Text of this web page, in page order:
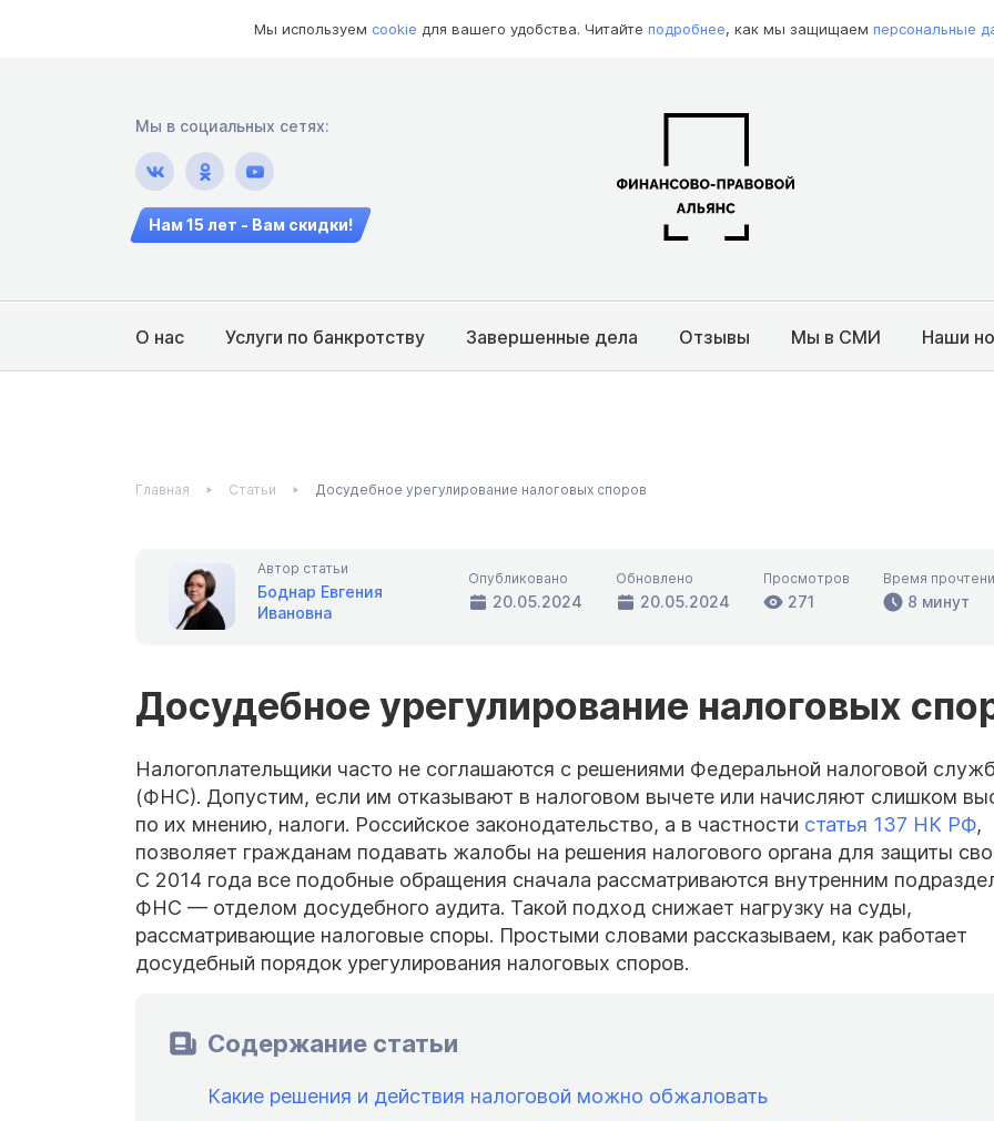
Мы используем cookie для вашего удобства. Читайте подробнее, как мы защищаем персональные
Мы в социальных сетях:
Нам 15 лет - Вам скидки!
О нас Услуги по банкротству Завершенные дела Отзывы Мы в СМИ Наши
Главная Статьи Досудебное урегулирование налоговых споров
Автор статьи
Боднар Евгения
Ивановна
Опубликовано
20.05.2024
Обновлено
20.05.2024
Просмотров
271
Время
8 минут
Досудебное урегулирование налоговых
Налогоплательщики часто не соглашаются с решениями Федеральной налоговой
(ФНС). Допустим, если им отказывают в налоговом вычете или начисляют слишком
по их мнению, налоги. Российское законодательство, а в частности статья 137 НК РФ,
позволяет гражданам подавать жалобы на решения налогового органа для защиты
С 2014 года все подобные обращения сначала рассматриваются внутренним
ФНС — отделом досудебного аудита. Такой подход снижает нагрузку на суды,
рассматривающие налоговые споры. Простыми словами рассказываем, как работает
досудебный порядок урегулирования налоговых споров.
Содержание статьи
Какие решения и действия налоговой можно обжаловать